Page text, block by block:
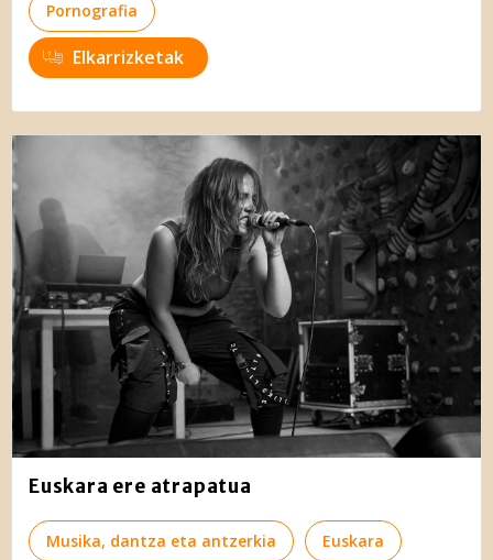
Gehiago irakurri
Pornografia
Elkarrizketak
Euskara ere atrapatua
Musika, dantza eta antzerkia Euskara